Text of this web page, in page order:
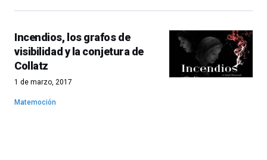
Incendios, los grafos de
visibilidad y la conjetura de
Collatz
1 de marzo, 2017
Matemoción